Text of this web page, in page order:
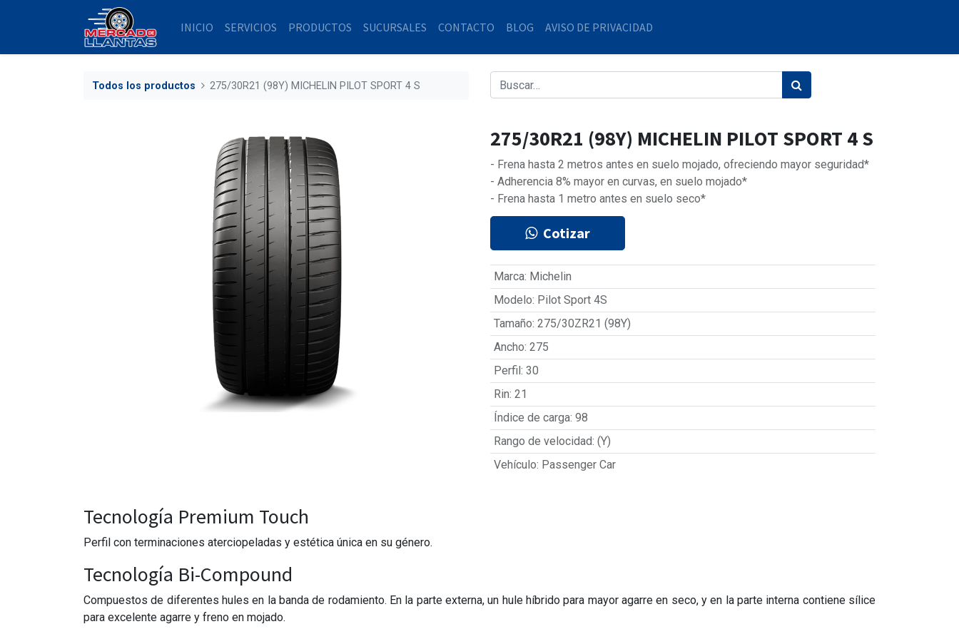
INICIO SERVICIOS PRODUCTOS SUCURSALES CONTACTO BLOG AVISO DE PRIVACIDAD
Todos los productos 275/30R21 (98Y) MICHELIN PILOT SPORT 4 S
275/30R21 (98Y) MICHELIN PILOT SPORT 4 S
- Frena hasta 2 metros antes en suelo mojado, ofreciendo mayor seguridad*
- Adherencia 8% mayor en curvas, en suelo mojado*
- Frena hasta 1 metro antes en suelo seco*
Cotizar
Marca: Michelin
Modelo: Pilot Sport 4S
Tamaño: 275/30ZR21 (98Y)
Ancho: 275
Perfil: 30
Rin: 21
Índice de carga: 98
Rango de velocidad: (Y)
Vehículo: Passenger Car
Tecnología Premium Touch
Perfil con terminaciones aterciopeladas y estética única en su género.
Tecnología Bi-Compound
Compuestos de diferentes hules en la banda de rodamiento. En la parte externa, un hule híbrido para mayor agarre en seco, y en la parte interna contiene sílice
para excelente agarre y freno en mojado.